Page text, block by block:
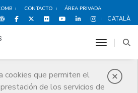
CONTACTO ÁREA PRIVADA
CATALÀ
cookies que permiten el
de los servicios de
toggle